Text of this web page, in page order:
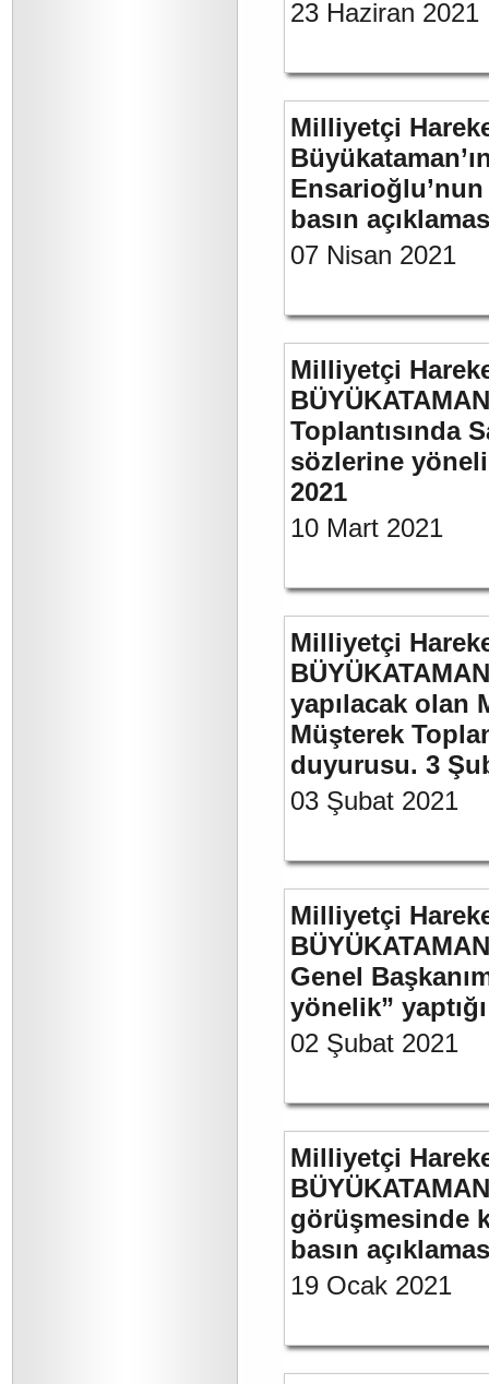
23 Haziran 2021
Milliyetçi
Ensarioğlu’nun
basın
07 Nisan 2021
Milliyetçi
Toplantısında
sözlerine
2021
10 Mart 2021
Milliyetçi
yapılacak olan
Müşterek
duyurusu. 3
03 Şubat 2021
Milliyetçi
Genel
yönelik”
02 Şubat 2021
Milliyetçi
görüşmesinde
basın
19 Ocak 2021